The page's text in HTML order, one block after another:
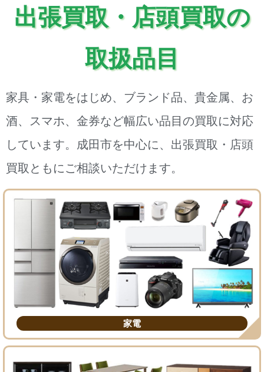
出張買取・店頭買取の
取扱品目
家具・家電をはじめ、ブランド品、貴金属、お
酒、スマホ、金券など幅広い品目の買取に対応
しています。成田市を中心に、出張買取・店頭
買取ともにご相談いただけます。
家電